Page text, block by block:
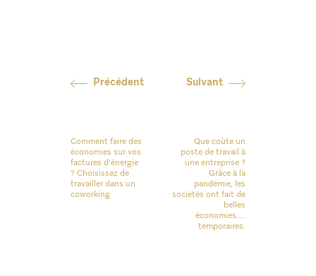
Précédent
Comment faire des
économies sur vos
factures d’énergie
? Choisissez de
travailler dans un
coworking
Suivant
Que coûte un
poste de travail à
une entreprise ?
Grâce à la
pandémie, les
sociétés ont fait de
belles
économies…..
temporaires.